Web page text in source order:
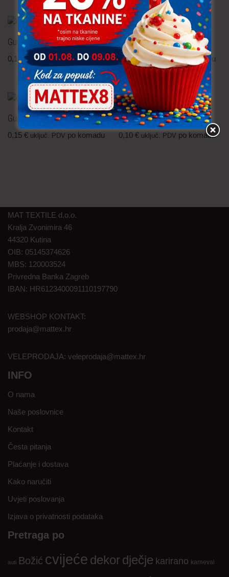
Gumb – 12 mm
0,15€ uključ. PDV po komadu
Gumb – 35 mm
0,15€ uključ. PDV po komadu
Gumb – 20 mm
0,15 € uključ. PDV po komadu
Gumb – 10 mm
0,10€ uključ. PDV po komadu
MAT TEXTILE d.o.o.
Kralja Zvonimira 46
44320 Kutina
OIB: 05145374626
MBS: 120003524
Privredna Banka Zagreb
IBAN: HR6123400091110197790
WEBSHOP KONTAKT:
prodaja@mattex.hr
VELEPRODAJA: veleprodaja@mattex.hr
INFO
O nama
Naše poslovnice
Kontakt
Česta pitanja
Plaćanje i dostava
Kako naručiti
Uvjeti poslovanja
Izjava o privatnosti podataka
Pretraga po
auti Božić cvijeće dekordječje karirano karneval